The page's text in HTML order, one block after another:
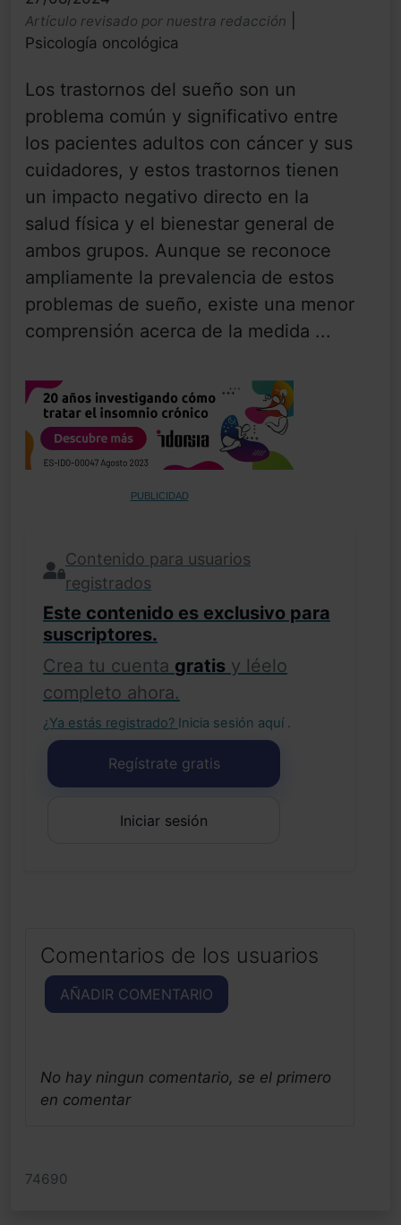
Artículo revisado por nuestra redacción
Psicología oncológica
Los trastornos del sueño son un
problema común y significativo entre
los pacientes adultos con cáncer y sus
cuidadores, y estos trastornos tienen
un impacto negativo directo en la
salud física y el bienestar general de
ambos grupos. Aunque se reconoce
ampliamente la prevalencia de estos
problemas de sueño, existe una menor
comprensión acerca de la medida ...
PUBLICIDAD
Contenido para usuarios
registrados
Este contenido es exclusivo para
suscriptores.
Crea tu cuenta gratis y léelo
completo ahora.
¿Ya estás registrado? Inicia sesión aquí .
Regístrate gratis
Iniciar sesión
Comentarios de los usuarios
AÑADIR COMENTARIO
No hay ningun comentario, se el primero
en comentar
74690